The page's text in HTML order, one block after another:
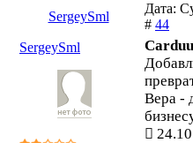
SergeySml
Дата:
# 44
SergeySml
Вера -